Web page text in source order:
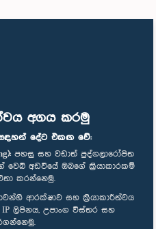
අගය කරමු
දේට එකඟ වේ:
පහසු සහ වඩාත් පුද්ගලාරෝපිත
වෙබ් අඩවියේ ඔබගේ ක්‍රියාකාරකම්
කරන්නෙමු.
ආරක්ෂාව සහ ක්‍රියාකාරීත්වය
ලිපිනය, උපාංග විස්තර සහ